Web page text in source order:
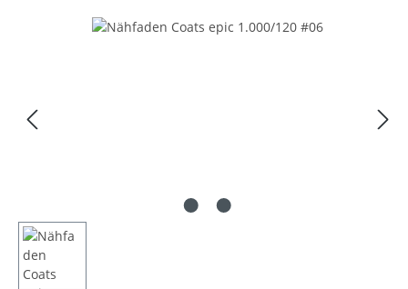
Bildergalerie überspringen